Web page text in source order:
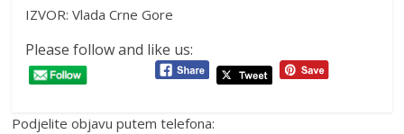
IZVOR: Vlada Crne Gore
Please follow and like us:
Podjelite objavu putem telefona: